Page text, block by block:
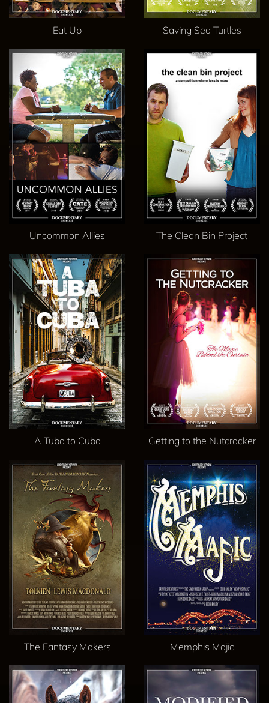
Eat Up Saving Sea Turtles
Uncommon Allies The Clean Bin Project
A Tuba to Cuba Getting to the Nutcracker
The Fantasy Makers Memphis Majic